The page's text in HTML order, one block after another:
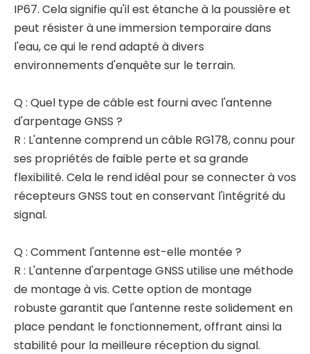
IP67. Cela signifie qu'il est étanche à la poussière et
peut résister à une immersion temporaire dans
l'eau, ce qui le rend adapté à divers
environnements d'enquête sur le terrain.
Q : Quel type de câble est fourni avec l'antenne
d'arpentage GNSS ?
R : L'antenne comprend un câble RG178, connu pour
ses propriétés de faible perte et sa grande
flexibilité. Cela le rend idéal pour se connecter à vos
récepteurs GNSS tout en conservant l'intégrité du
signal.
Q : Comment l'antenne est-elle montée ?
R : L'antenne d'arpentage GNSS utilise une méthode
de montage à vis. Cette option de montage
robuste garantit que l'antenne reste solidement en
place pendant le fonctionnement, offrant ainsi la
stabilité pour la meilleure réception du signal.